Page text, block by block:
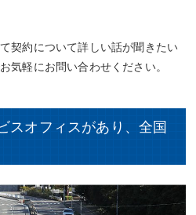
契約について詳しい話が聞きたい
気軽にお問い合わせください。
スオフィスがあり、全国